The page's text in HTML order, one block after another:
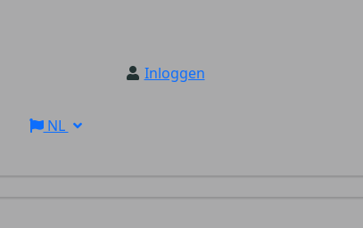
Inloggen
NL